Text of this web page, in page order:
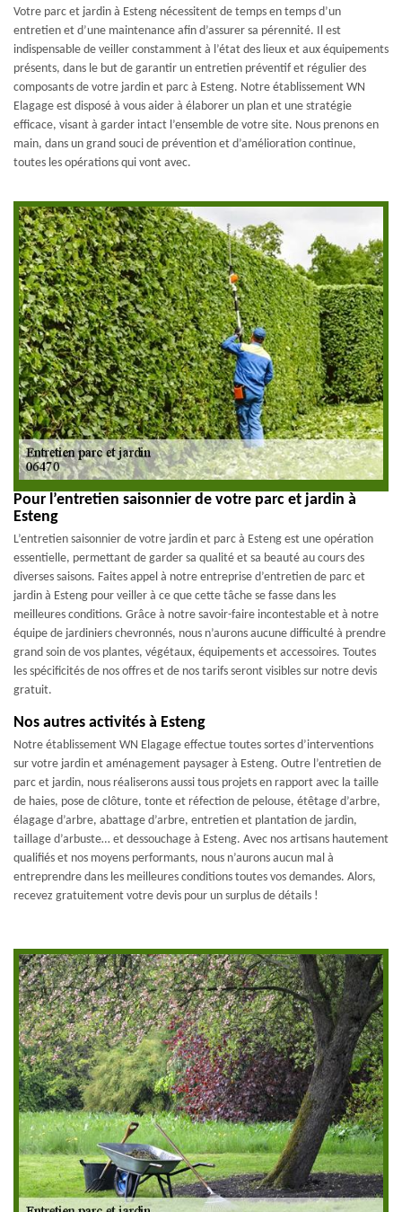
Votre parc et jardin à Esteng nécessitent de temps en temps d’un
entretien et d’une maintenance afin d’assurer sa pérennité. Il est
indispensable de veiller constamment à l’état des lieux et aux équipements
présents, dans le but de garantir un entretien préventif et régulier des
composants de votre jardin et parc à Esteng. Notre établissement WN
Elagage est disposé à vous aider à élaborer un plan et une stratégie
efficace, visant à garder intact l’ensemble de votre site. Nous prenons en
main, dans un grand souci de prévention et d’amélioration continue,
toutes les opérations qui vont avec.
Pour l’entretien saisonnier de votre parc et jardin à
Esteng
L’entretien saisonnier de votre jardin et parc à Esteng est une opération
essentielle, permettant de garder sa qualité et sa beauté au cours des
diverses saisons. Faites appel à notre entreprise d’entretien de parc et
jardin à Esteng pour veiller à ce que cette tâche se fasse dans les
meilleures conditions. Grâce à notre savoir-faire incontestable et à notre
équipe de jardiniers chevronnés, nous n’aurons aucune difficulté à prendre
grand soin de vos plantes, végétaux, équipements et accessoires. Toutes
les spécificités de nos offres et de nos tarifs seront visibles sur notre devis
gratuit.
Nos autres activités à Esteng
Notre établissement WN Elagage effectue toutes sortes d’interventions
sur votre jardin et aménagement paysager à Esteng. Outre l’entretien de
parc et jardin, nous réaliserons aussi tous projets en rapport avec la taille
de haies, pose de clôture, tonte et réfection de pelouse, étêtage d’arbre,
élagage d’arbre, abattage d’arbre, entretien et plantation de jardin,
taillage d’arbuste… et dessouchage à Esteng. Avec nos artisans hautement
qualifiés et nos moyens performants, nous n’aurons aucun mal à
entreprendre dans les meilleures conditions toutes vos demandes. Alors,
recevez gratuitement votre devis pour un surplus de détails !